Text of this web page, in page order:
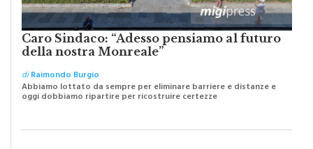
Caro Sindaco: “Adesso pensiamo al futuro
della nostra Monreale”
diRaimondo Burgio
Abbiamo lottato da sempre per eliminare barriere e distanze e
oggi dobbiamo ripartire per ricostruire certezze